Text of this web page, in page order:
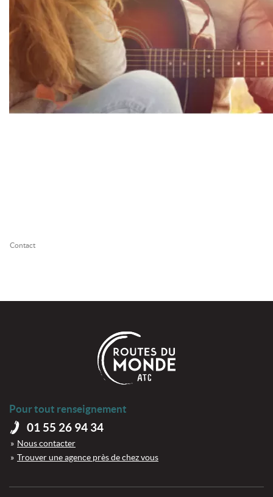
Contact
Pour tout renseignement
01 55 26 94 34
Nous contacter
Trouver une agence près de chez vous